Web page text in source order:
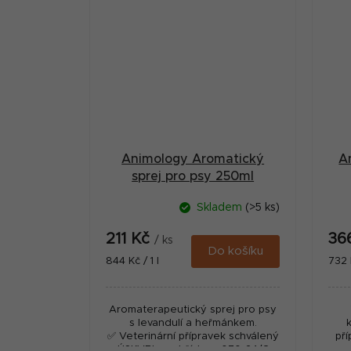
Animology Aromatický
sprej pro psy 250ml
Skladem (>5 ks)
211 Kč / ks
Měrná
844 Kč / 1 l
Do košíku
Aromaterapeutický sprej pro psy
s levandulí a heřmánkem.
✅ Veterinární přípravek schválený
732